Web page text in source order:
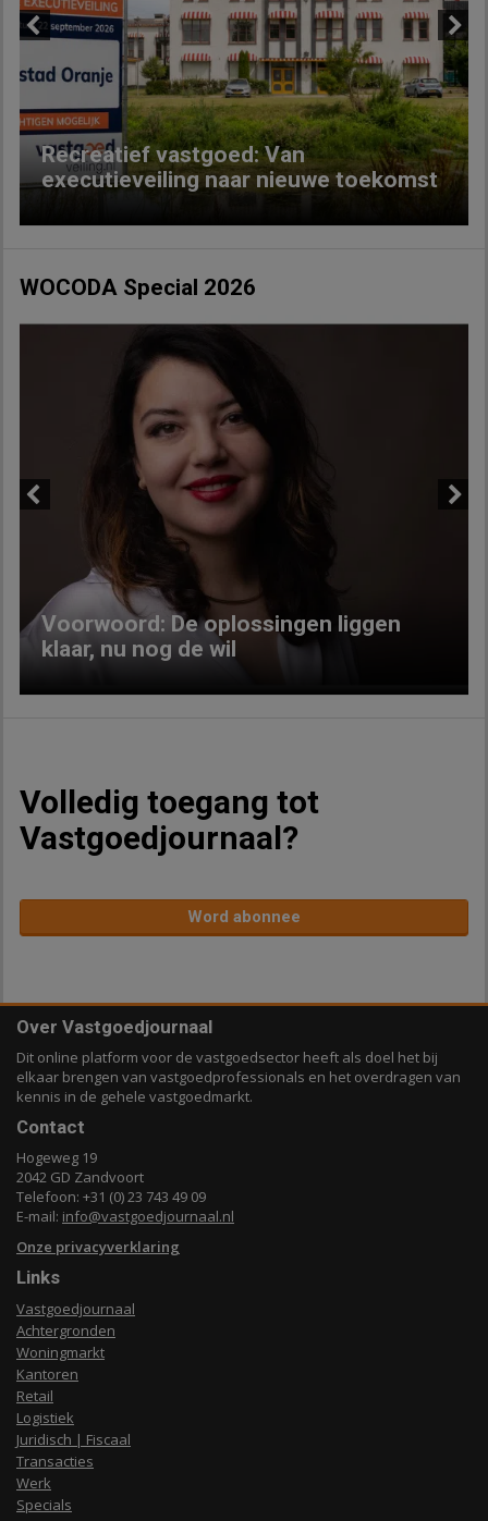
Recreatief vastgoed: Van
executieveiling naar nieuwe toekomst
Next
WOCODA Special 2026
Voorwoord: De oplossingen liggen
klaar, nu nog de wil
Volledig toegang tot
Vastgoedjournaal?
Word abonnee
Over Vastgoedjournaal
Dit online platform voor de vastgoedsector heeft als doel het bij
elkaar brengen van vastgoedprofessionals en het overdragen van
kennis in de gehele vastgoedmarkt.
Contact
Hogeweg 19
2042 GD Zandvoort
Telefoon: +31 (0) 23 743 49 09
E-mail: info@vastgoedjournaal.nl
Onze privacyverklaring
Links
Vastgoedjournaal
Achtergronden
Woningmarkt
Kantoren
Retail
Logistiek
Juridisch | Fiscaal
Transacties
Werk
Specials